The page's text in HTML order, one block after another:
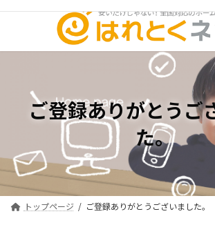
ン
ー
ご登録ありがとうご
た。
トップページ ご登録ありがとうございました。